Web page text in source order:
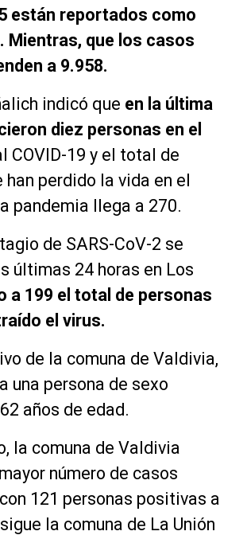
están reportados como
Mientras, que los casos
a 9.958.
indicó que en la última
diez personas en el
COVID-19 y el total de
han perdido la vida en el
pandemia llega a 270.
de SARS-CoV-2 se
últimas 24 horas en Los
a 199 el total de personas
el virus.
de la comuna de Valdivia,
una persona de sexo
años de edad.
la comuna de Valdivia
número de casos
121 personas positivas a
la comuna de La Unión